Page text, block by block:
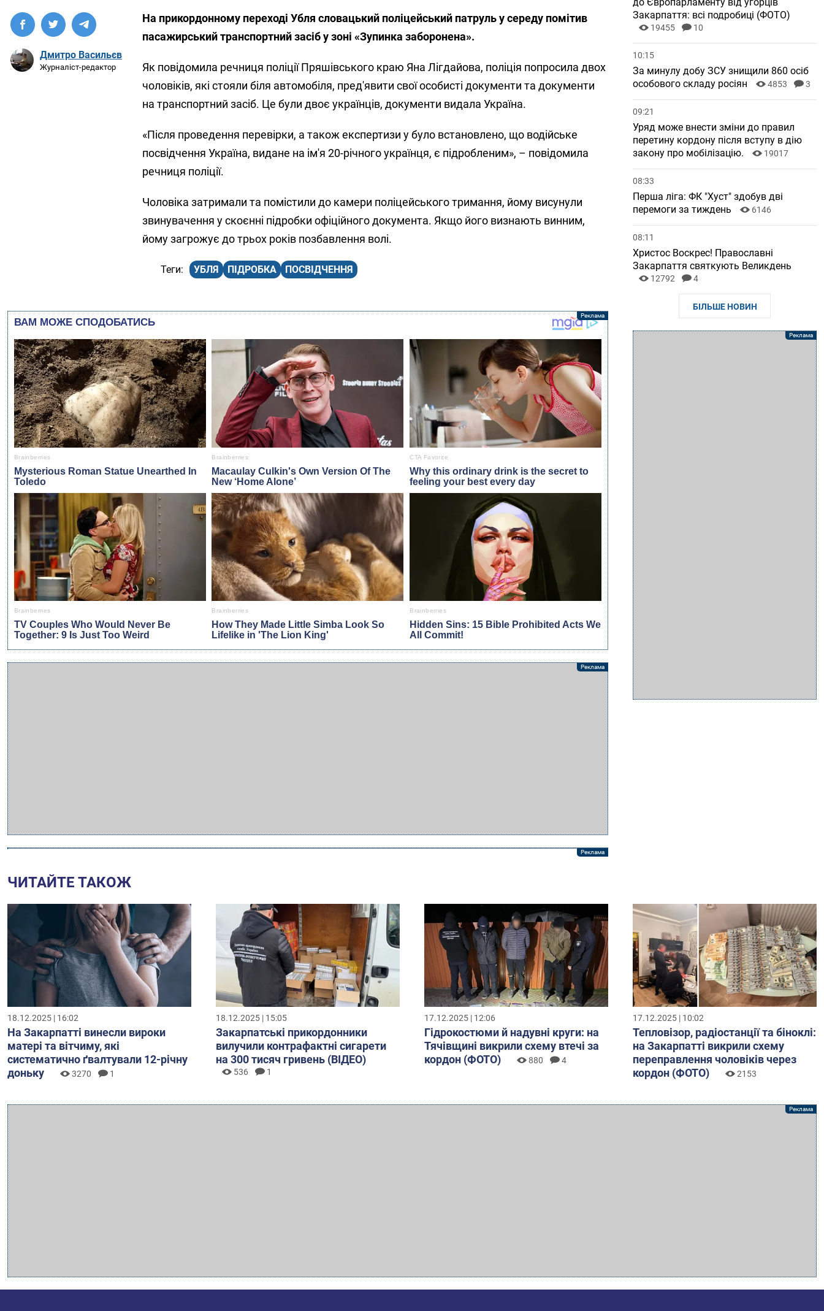
Дмитро Васильєв
Журналіст-редактор
На прикордонному переході Убля словацький поліцейський патруль у середу помітив
пасажирський транспортний засіб у зоні «Зупинка заборонена».
Як повідомила речниця поліції Пряшівського краю Яна Лігдайова, поліція попросила двох
чоловіків, які стояли біля автомобіля, пред'явити свої особисті документи та документи
на транспортний засіб. Це були двоє українців, документи видала Україна.
«Після проведення перевірки, а також експертизи у було встановлено, що водійське
посвідчення Україна, видане на ім'я 20-річного українця, є підробленим», – повідомила
речниця поліції.
Чоловіка затримали та помістили до камери поліцейського тримання, йому висунули
звинувачення у скоєнні підробки офіційного документа. Якщо його визнають винним,
йому загрожує до трьох років позбавлення волі.
УБЛЯ ПІДРОБКА ПОСВІДЧЕННЯ
Закарпаття: всі подробиці (ФОТО)
19455 10
10:15
За минулу добу ЗСУ знищили 860 осіб
особового складу росіян
4853 3
09:21
Уряд може внести зміни до правил
перетину кордону після вступу в дію
закону про мобілізацію.
19017
08:33
Перша ліга: ФК "Хуст" здобув дві
перемоги за тиждень
6146
08:11
Христос Воскрес! Православні
Закарпаття святкують Великдень
12792 4
БІЛЬШЕ НОВИН
ЧИТАЙТЕ ТАКОЖ
18.12.2025 | 16:02
На Закарпатті винесли вироки
матері та вітчиму, які
систематично ґвалтували 12-річну
доньку
3270 1
18.12.2025 | 15:05
Закарпатські прикордонники
вилучили контрафактні сигарети
на 300 тисяч гривень (ВІДЕО)
536 1
17.12.2025 | 12:06
Гідрокостюми й надувні круги: на
Тячівщині викрили схему втечі за
кордон (ФОТО)
880 4
17.12.2025 | 10:02
Тепловізор, радіостанції та біноклі:
на Закарпатті викрили схему
переправлення чоловіків через
кордон (ФОТО)
2153